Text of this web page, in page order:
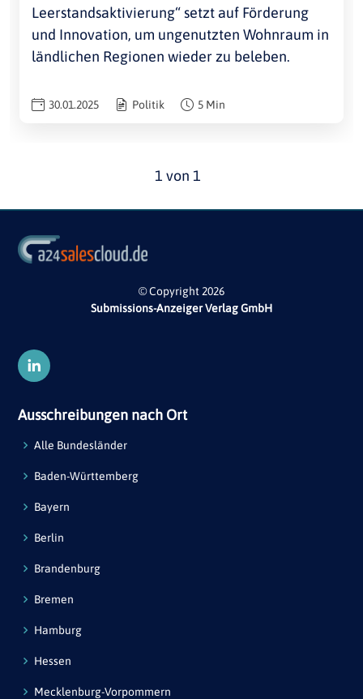
Leerstandsaktivierung“ setzt auf Förderung
und Innovation, um ungenutzten Wohnraum in
ländlichen Regionen wieder zu beleben.
30.01.2025 Politik 5 Min
1 von 1
© Copyright 2026
Submissions-Anzeiger Verlag GmbH
Ausschreibungen nach Ort
Alle Bundesländer
Baden-Württemberg
Bayern
Berlin
Brandenburg
Bremen
Hamburg
Hessen
Mecklenburg-Vorpommern